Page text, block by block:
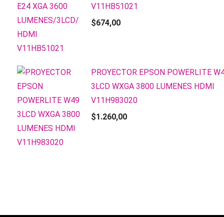
V11HB51021
$674,00
PROYECTOR EPSON POWERLITE
3LCD WXGA 3800 LUMENES HDMI
V11H983020
$1.260,00